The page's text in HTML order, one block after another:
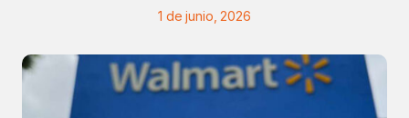
1 de junio, 2026